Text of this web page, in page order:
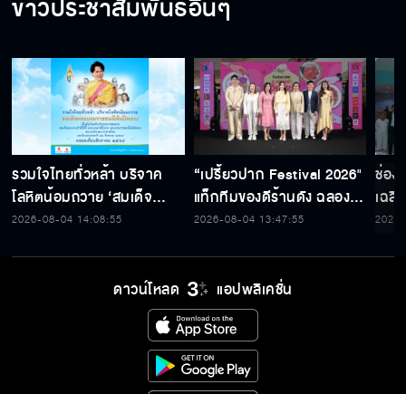
ข่าวประชาสัมพันธ์อื่นๆ
รวมใจไทยทั่วหล้า บริจาค
โลหิตน้อมถวาย ‘สมเด็จ
พระบรมราชชนนีพันปีหลวง’
ระลึก 80 พรรษาฯ อันทรง
2026-08-04 14:08:55
“เปรี้ยวปาก Festival 2026"
แท็กทีมของดีร้านดัง ฉลอง
ก้าวสู่ปีที่ 23
2026-08-04 13:47:55
ช่อง
เฉลิ
สมเ
พระ
ดาวน์โหลด แอปพลิเคชั่น